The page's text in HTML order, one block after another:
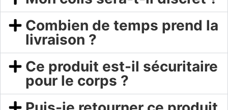
Combien de temps prend la
livraison ?
Ce produit est-il sécuritaire
pour le corps ?